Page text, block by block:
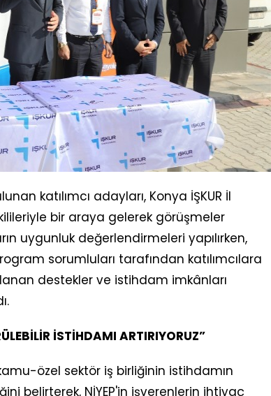
katılımcı adayları, Konya İŞKUR İl
bir araya gelerek görüşmeler
uygunluk değerlendirmeleri yapılırken,
sorumluları tarafından katılımcılara
destekler ve istihdam imkânları
İSTİHDAMI ARTIRIYORUZ”
özel sektör iş birliğinin istihdamın
belirterek, NİYEP'in işverenlerin ihtiyaç